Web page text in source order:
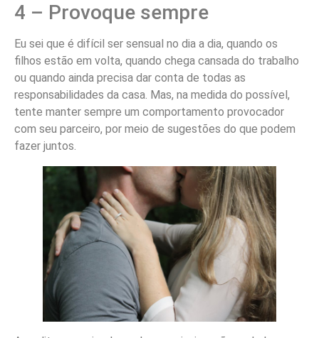
4 – Provoque sempre
Eu sei que é difícil ser sensual no dia a dia, quando os
filhos estão em volta, quando chega cansada do trabalho
ou quando ainda precisa dar conta de todas as
responsabilidades da casa. Mas, na medida do possível,
tente manter sempre um comportamento provocador
com seu parceiro, por meio de sugestões do que podem
fazer juntos.